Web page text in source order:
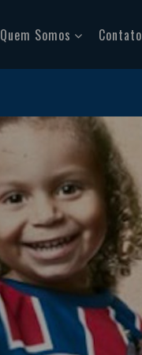
Quem Somos Contato